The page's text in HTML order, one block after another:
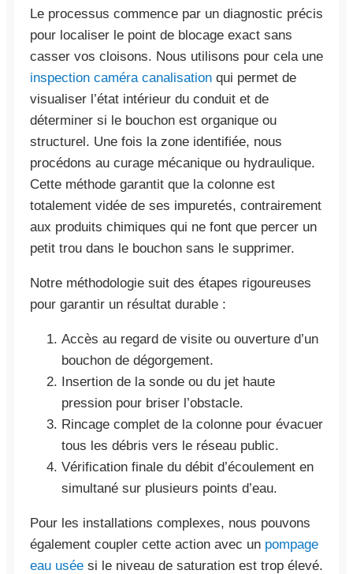
Le processus commence par un diagnostic précis
pour localiser le point de blocage exact sans
casser vos cloisons. Nous utilisons pour cela une
inspection caméra canalisation qui permet de
visualiser l’état intérieur du conduit et de
déterminer si le bouchon est organique ou
structurel. Une fois la zone identifiée, nous
procédons au curage mécanique ou hydraulique.
Cette méthode garantit que la colonne est
totalement vidée de ses impuretés, contrairement
aux produits chimiques qui ne font que percer un
petit trou dans le bouchon sans le supprimer.
Notre méthodologie suit des étapes rigoureuses
pour garantir un résultat durable :
Accès au regard de visite ou ouverture d’un
bouchon de dégorgement.
Insertion de la sonde ou du jet haute
pression pour briser l’obstacle.
Rincage complet de la colonne pour évacuer
tous les débris vers le réseau public.
Vérification finale du débit d’écoulement en
simultané sur plusieurs points d’eau.
Pour les installations complexes, nous pouvons
également coupler cette action avec un pompage
eau usée si le niveau de saturation est trop élevé.